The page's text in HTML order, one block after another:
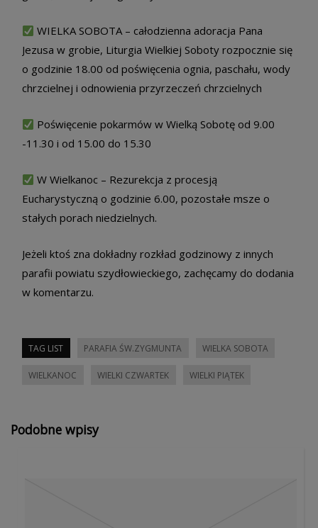
WIELKA SOBOTA – całodzienna adoracja Pana
Jezusa w grobie, Liturgia Wielkiej Soboty rozpocznie się
o godzinie 18.00 od poświęcenia ognia, paschału, wody
chrzcielnej i odnowienia przyrzeczeń chrzcielnych
Poświęcenie pokarmów w Wielką Sobotę od 9.00
-11.30 i od 15.00 do 15.30
W Wielkanoc – Rezurekcja z procesją
Eucharystyczną o godzinie 6.00, pozostałe msze o
stałych porach niedzielnych.
Jeżeli ktoś zna dokładny rozkład godzinowy z innych
parafii powiatu szydłowieckiego, zachęcamy do dodania
w komentarzu.
TAG LIST PARAFIA ŚW.ZYGMUNTA WIELKA SOBOTA
WIELKANOC WIELKI CZWARTEK WIELKI PIĄTEK
Podobne wpisy